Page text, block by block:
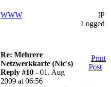
WWW
IP
Logged
Re: Mehrere
Netzwerkkarte (Nic's)
Reply #10 - 01. Aug
2009 at 06:56
Print
Post